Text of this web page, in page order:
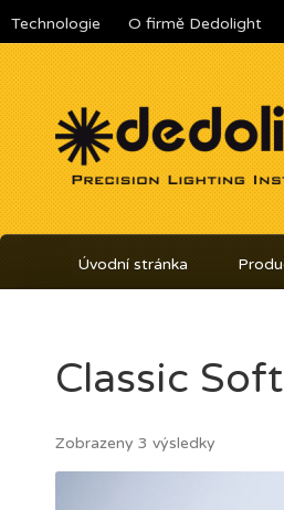
Technologie O firmě Dedolight
Úvodní stránka
Classic
Zobrazeny 3 výsledky